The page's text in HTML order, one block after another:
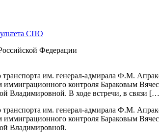
СПО
Федерации
им. генерал-адмирала Ф.М.
контроля Бараковым
Владимировной. В ходе встречи, в связи
им. генерал-адмирала Ф.М.
контроля Бараковым
Владимировной.